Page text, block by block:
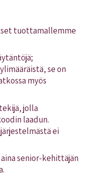
tuottamallemme
se on
myös
jolla
laadun.
ei
senior-kehittäjän